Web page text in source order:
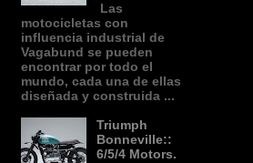
Las
motocicletas con
influencia industrial de
Vagabund se pueden
encontrar por todo el
mundo, cada una de ellas
diseñada y construida ...
Triumph
Bonneville::
6/5/4 Motors.